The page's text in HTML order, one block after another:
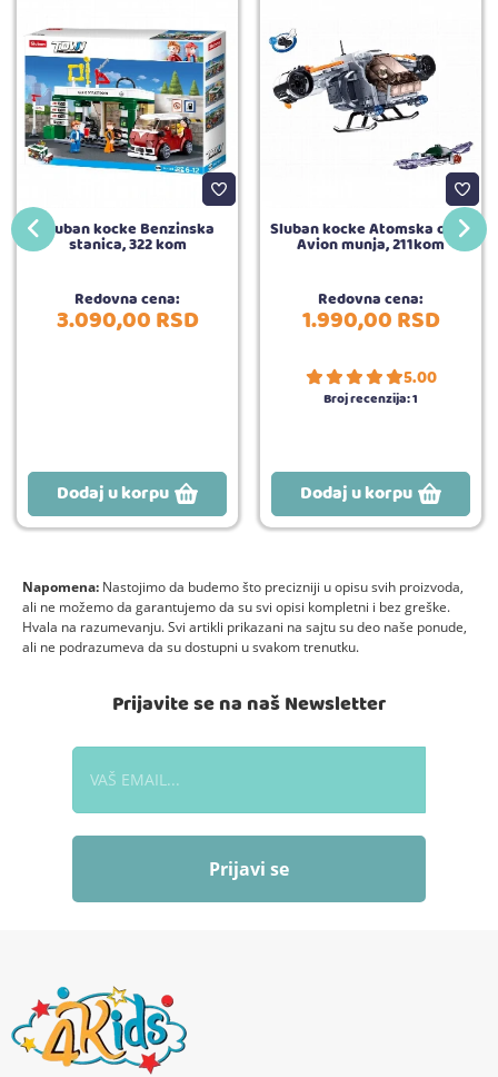
Sluban kocke Benzinska
stanica, 322 kom
Redovna cena:
3.090,00RSD
Dodaj u korpu
Sluban kocke Atomska oluja
Avion munja, 211kom
Redovna cena:
1.990,00RSD
5.00
Broj recenzija:1
Dodaj u korpu
Napomena: Nastojimo da budemo što precizniji u opisu svih proizvoda,
ali ne možemo da garantujemo da su svi opisi kompletni i bez greške.
Hvala na razumevanju. Svi artikli prikazani na sajtu su deo naše ponude,
ali ne podrazumeva da su dostupni u svakom trenutku.
Prijavite se na naš Newsletter
Prijavi se